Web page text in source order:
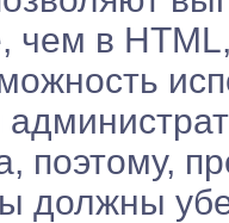
чем в
поэтому,
должны